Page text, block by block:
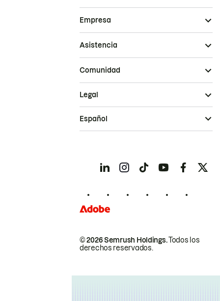
Empresa
Asistencia
Comunidad
© 2026 Semrush Holdings.Todos los
derechos reservados.
Legal
Español